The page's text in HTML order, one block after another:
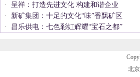
· 呈祥：打造先进文化 构建和谐企业
· 新矿集团：十足的文化“味”香飘矿区
· 昌乐供电：七色彩虹辉耀“宝石之都”
北